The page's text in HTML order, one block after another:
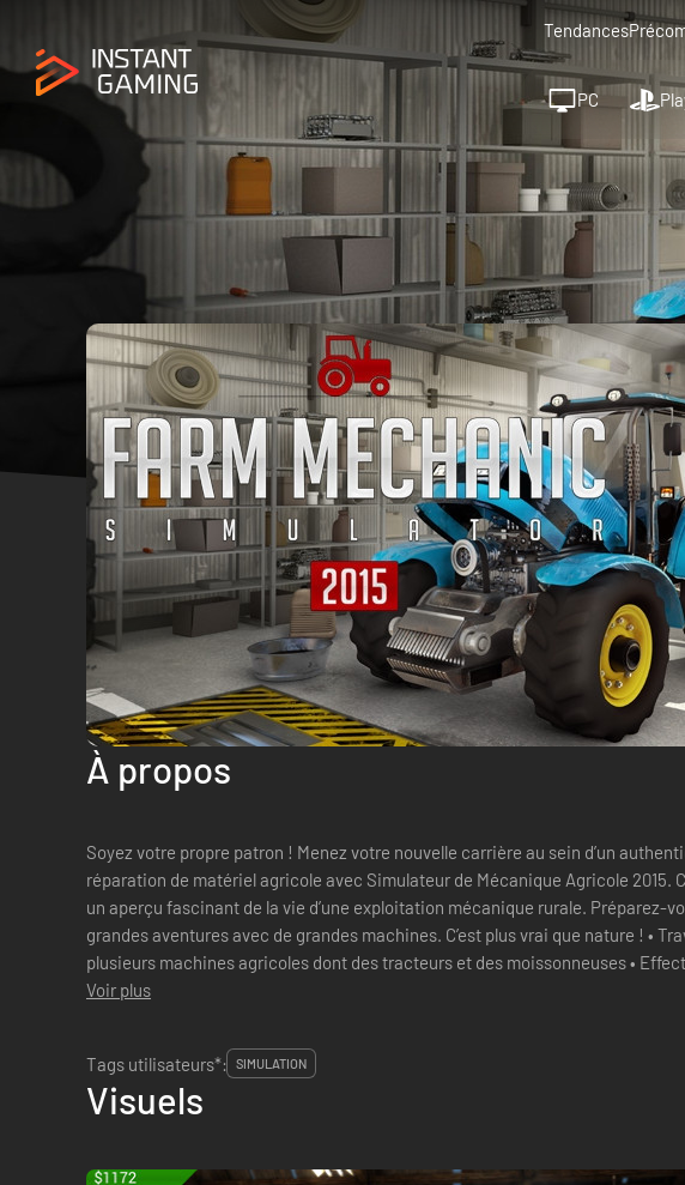
Tendances
PC
À propos
Soyez votre propre patron ! Menez votre nouvelle carrière au sein d’un
réparation de matériel agricole avec Simulateur de Mécanique Agricole 2015.
un aperçu fascinant de la vie d’une exploitation mécanique rurale. Préparez-
grandes aventures avec de grandes machines. C’est plus vrai que nature ! • Travaillez sur
plusieurs machines agricoles dont des tracteurs et des moissonneuses •
réparations diff...
Voir plus
Tags utilisateurs*:
SIMULATION
Visuels